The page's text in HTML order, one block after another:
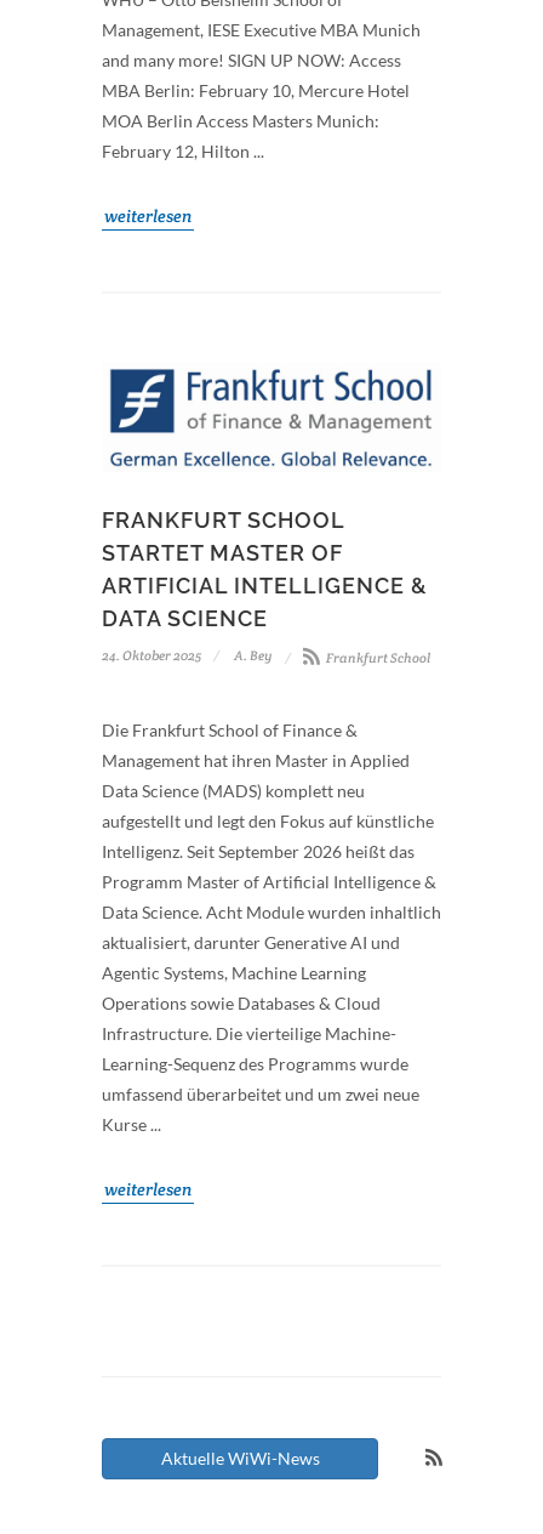
Management, IESE Executive MBA Munich
and many more! SIGN UP NOW: Access
MBA Berlin: February 10, Mercure Hotel
MOA Berlin Access Masters Munich:
February 12, Hilton ...
weiterlesen
FRANKFURT SCHOOL
STARTET MASTER OF
ARTIFICIAL INTELLIGENCE &
DATA SCIENCE
24. Oktober 2025 A. Bey Frankfurt School
Die Frankfurt School of Finance &
Management hat ihren Master in Applied
Data Science (MADS) komplett neu
aufgestellt und legt den Fokus auf künstliche
Intelligenz. Seit September 2026 heißt das
Programm Master of Artificial Intelligence &
Data Science. Acht Module wurden inhaltlich
aktualisiert, darunter Generative AI und
Agentic Systems, Machine Learning
Operations sowie Databases & Cloud
Infrastructure. Die vierteilige Machine-
Learning-Sequenz des Programms wurde
umfassend überarbeitet und um zwei neue
Kurse ...
weiterlesen
Aktuelle WiWi-News